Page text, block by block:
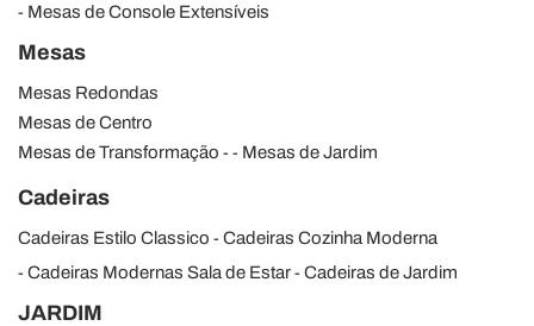
Mesas de Console Extensíveis
Mesas
Mesas Redondas
Mesas de Centro
Mesas de Transformação
Mesas de Jardim
Cadeiras
Cadeiras Estilo Classico
Cadeiras Cozinha Moderna
Cadeiras Modernas Sala de Estar
Cadeiras de Jardim
JARDIM